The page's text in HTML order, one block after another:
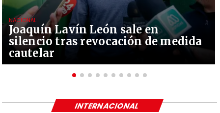
Joaquín Lavín León sale en
silencio tras revocación de medida
cautelar
NACIONAL
INTERNACIONAL